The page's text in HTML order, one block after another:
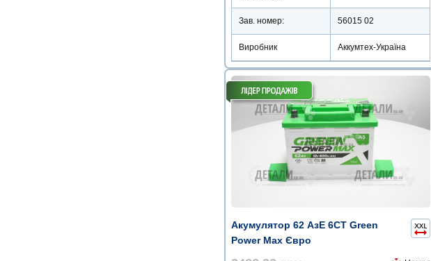
Зав. номер: 56015 02
Виробник Аккумтех-Україна
Акумулятор 62 АзЕ 6СТ Green
Power Max Євро